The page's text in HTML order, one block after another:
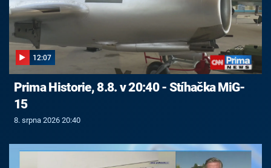
12:07
Prima Historie, 8.8. v 20:40 - Stíhačka MiG-
15
8. srpna 2026 20:40